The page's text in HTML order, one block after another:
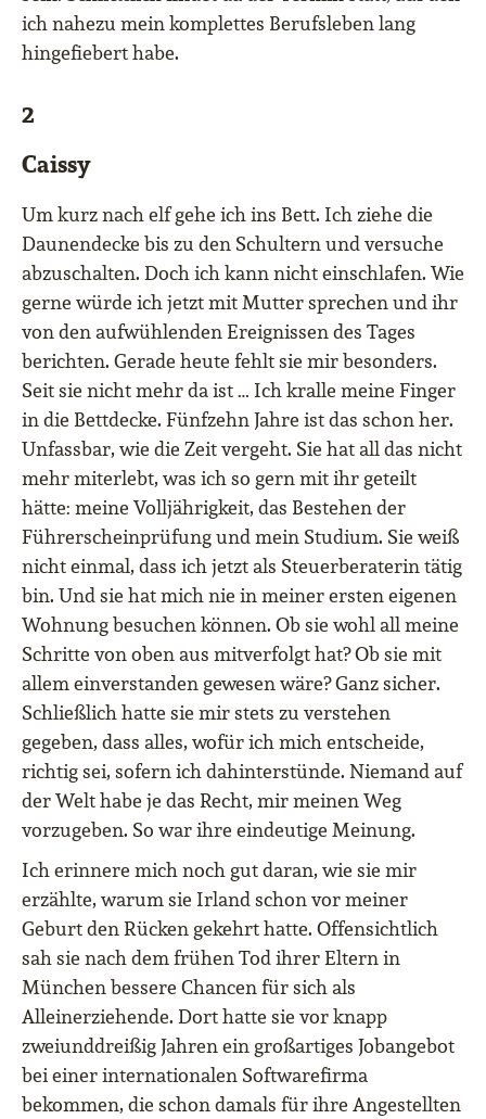
ich nahezu mein komplettes Berufsleben lang
hingefiebert habe.
2
Caissy
Um kurz nach elf gehe ich ins Bett. Ich ziehe die
Daunendecke bis zu den Schultern und versuche
abzuschalten. Doch ich kann nicht einschlafen. Wie
gerne würde ich jetzt mit Mutter sprechen und ihr
von den aufwühlenden Ereignissen des Tages
berichten. Gerade heute fehlt sie mir besonders.
Seit sie nicht mehr da ist … Ich kralle meine Finger
in die Bettdecke. Fünfzehn Jahre ist das schon her.
Unfassbar, wie die Zeit vergeht. Sie hat all das nicht
mehr miterlebt, was ich so gern mit ihr geteilt
hätte: meine Volljährigkeit, das Bestehen der
Führerscheinprüfung und mein Studium. Sie weiß
nicht einmal, dass ich jetzt als Steuerberaterin tätig
bin. Und sie hat mich nie in meiner ersten eigenen
Wohnung besuchen können. Ob sie wohl all meine
Schritte von oben aus mitverfolgt hat? Ob sie mit
allem einverstanden gewesen wäre? Ganz sicher.
Schließlich hatte sie mir stets zu verstehen
gegeben, dass alles, wofür ich mich entscheide,
richtig sei, sofern ich dahinterstünde. Niemand auf
der Welt habe je das Recht, mir meinen Weg
vorzugeben. So war ihre eindeutige Meinung.
Ich erinnere mich noch gut daran, wie sie mir
erzählte, warum sie Irland schon vor meiner
Geburt den Rücken gekehrt hatte. Offensichtlich
sah sie nach dem frühen Tod ihrer Eltern in
München bessere Chancen für sich als
Alleinerziehende. Dort hatte sie vor knapp
zweiunddreißig Jahren ein großartiges Jobangebot
bei einer internationalen Softwarefirma
bekommen, die schon damals für ihre Angestellten